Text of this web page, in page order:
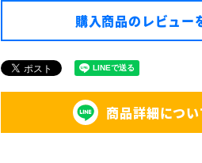
購入商品のレビュ
商品詳細につ